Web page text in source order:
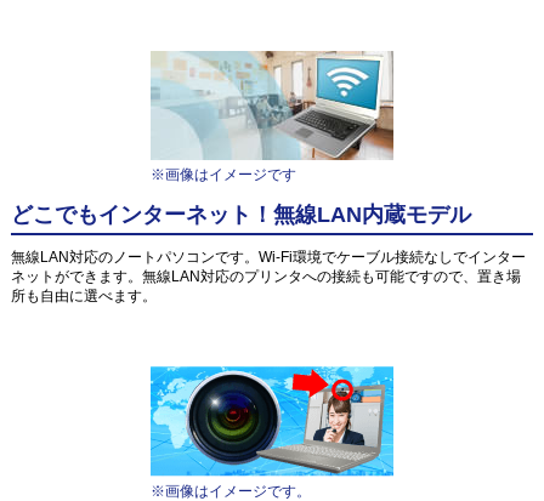
※画像はイメージです
どこでもインターネット！無線LAN内蔵モデル
無線LAN対応のノートパソコンです。Wi-Fi環境でケーブル接続なしでインター
ネットができます。無線LAN対応のプリンタへの接続も可能ですので、置き場
所も自由に選べます。
※画像はイメージです。